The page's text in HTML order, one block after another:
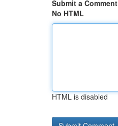
Submit a Comment
No HTML
HTML is disabled